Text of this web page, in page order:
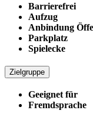
Barrierefrei
Aufzug
Anbindung
Parkplatz
Spielecke
Zielgruppe
Geeignet für
Fremdsprache